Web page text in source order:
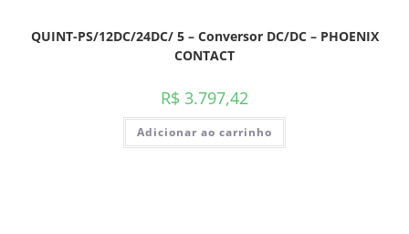
QUINT-PS/12DC/24DC/ 5 – Conversor DC/DC – PHOENIX
CONTACT
R$ 3.797,42
Adicionar ao carrinho